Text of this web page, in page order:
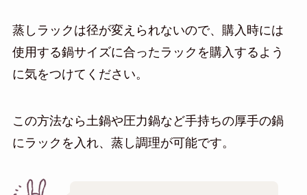
蒸しラックは径が変えられないので、購入時には
使用する鍋サイズに合ったラックを購入するよう
に気をつけてください。
この方法なら土鍋や圧力鍋など手持ちの厚手の鍋
にラックを入れ、蒸し調理が可能です。